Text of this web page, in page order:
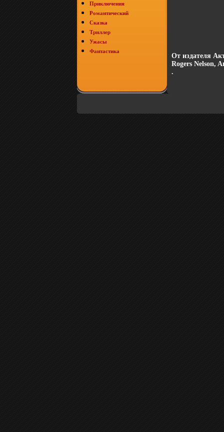
Приключения
Романтический
Сказка
Триллер
Ужасы
Фантастика
От издателя
Rogers Nelson,
.